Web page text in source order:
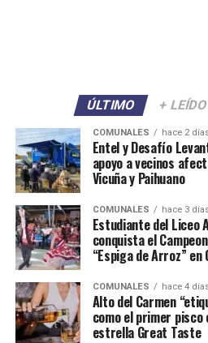
ÚLTIMO + LEÍDO
COMUNALES hace 2
Entel y Desafío
apoyo a vecinos
Vicuña y Paihuano
COMUNALES hace 3
Estudiante del Liceo
conquista el
“Espiga de Arroz” en
COMUNALES hace 4
Alto del Carmen
como el primer pisco
estrella Great Taste